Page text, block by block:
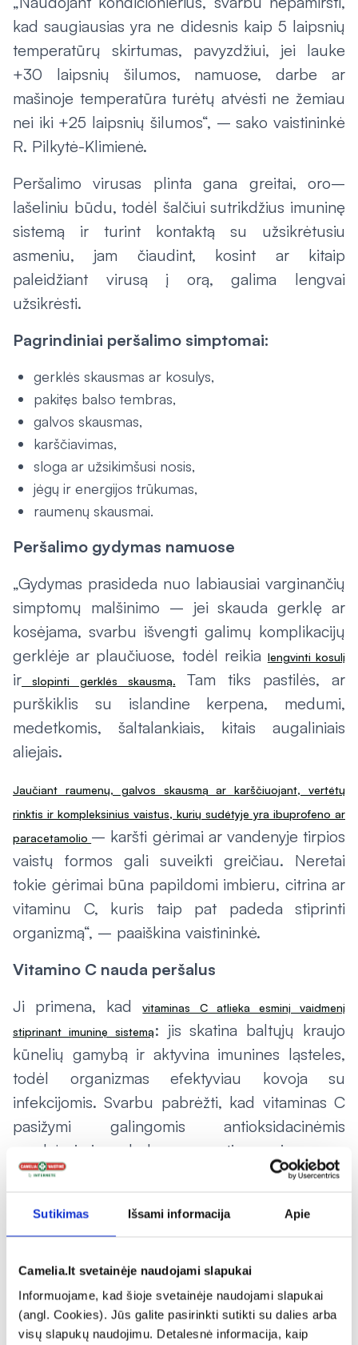
Sutikimas Išsami informacija Apie
Camelia.lt svetainėje naudojami slapukai
Informuojame, kad šioje svetainėje naudojami slapukai
(angl. Cookies). Jūs galite pasirinkti sutikti su dalies arba
visų slapukų naudojimu. Detalesnė informacija, kaip
kad saugiausias yra ne didesnis kaip 5 laipsnių
temperatūrų skirtumas, pavyzdžiui, jei lauke
+30 laipsnių šilumos, namuose, darbe ar
mašinoje temperatūra turėtų atvėsti ne žemiau
nei iki +25 laipsnių šilumos“, – sako vaistininkė
R. Pilkytė-Klimienė.
Peršalimo virusas plinta gana greitai, oro–
lašeliniu būdu, todėl šalčiui sutrikdžius imuninę
sistemą ir turint kontaktą su užsikrėtusiu
asmeniu, jam čiaudint, kosint ar kitaip
paleidžiant virusą į orą, galima lengvai
užsikrėsti.
Pagrindiniai peršalimo simptomai:
gerklės skausmas ar kosulys,
pakitęs balso tembras,
galvos skausmas,
karščiavimas,
sloga ar užsikimšusi nosis,
jėgų ir energijos trūkumas,
raumenų skausmai.
Peršalimo gydymas namuose
„Gydymas prasideda nuo labiausiai varginančių
simptomų malšinimo – jei skauda gerklę ar
kosėjama, svarbu išvengti galimų komplikacijų
gerklėje ar plaučiuose, todėl reikia lengvinti kosulį
ir slopinti gerklės skausmą.
Tam tiks pastilės, ar
purškiklis su islandine kerpena, medumi,
medetkomis, šaltalankiais, kitais augaliniais
aliejais.
Jaučiant raumenų, galvos skausmą ar karščiuojant, vertėtų
rinktis ir kompleksinius vaistus, kurių sudėtyje yra ibuprofeno ar
paracetamolio – karšti gėrimai ar vandenyje tirpios
vaistų formos gali suveikti greičiau. Neretai
tokie gėrimai būna papildomi imbieru, citrina ar
vitaminu C, kuris taip pat padeda stiprinti
organizmą“, – paaiškina vaistininkė.
Vitamino C nauda peršalus
Ji primena, kadvitaminas C atlieka esminį vaidmenį
stiprinant imuninę sistemą: jis skatina baltųjų kraujo
kūnelių gamybą ir aktyvina imunines ląsteles,
todėl organizmas efektyviau kovoja su
infekcijomis. Svarbu pabrėžti, kad vitaminas C
pasižymi galingomis antioksidacinėmis
savybėmis ir padeda apsaugoti organizmą nuo
laisvųjų radikalų, kurių apstu bene visur.
Laimei, gausu šio vitamino turinčių vaisių ir
daržovių, tokių kaip brokoliai, raudonoji
Tinkama apranga
Vaistininkė R. Pilkytė-Klimienė įspėja, kad